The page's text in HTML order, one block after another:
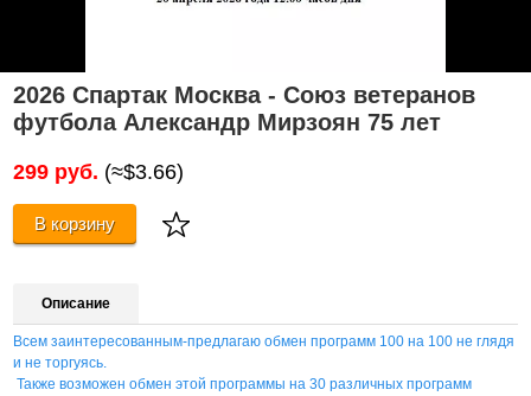
2026 Спартак Москва - Союз ветеранов
футбола Александр Мирзоян 75 лет
299 руб. (≈$3.66)
В корзину
Описание
Всем заинтересованным-предлагаю обмен программ 100 на 100 не глядя
и не торгуясь.
Также возможен обмен этой программы на 30 различных программ